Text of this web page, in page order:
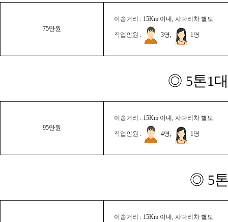
75만원
이송거리 : 15Km 이내, 사다리차 별도
작업인원 : 3명, 1명
◎ 5톤1
95만원
이송거리 : 15Km 이내, 사다리차 별도
작업인원 : 4명, 1명
◎ 5
이송거리 : 15Km 이내, 사다리차 별도